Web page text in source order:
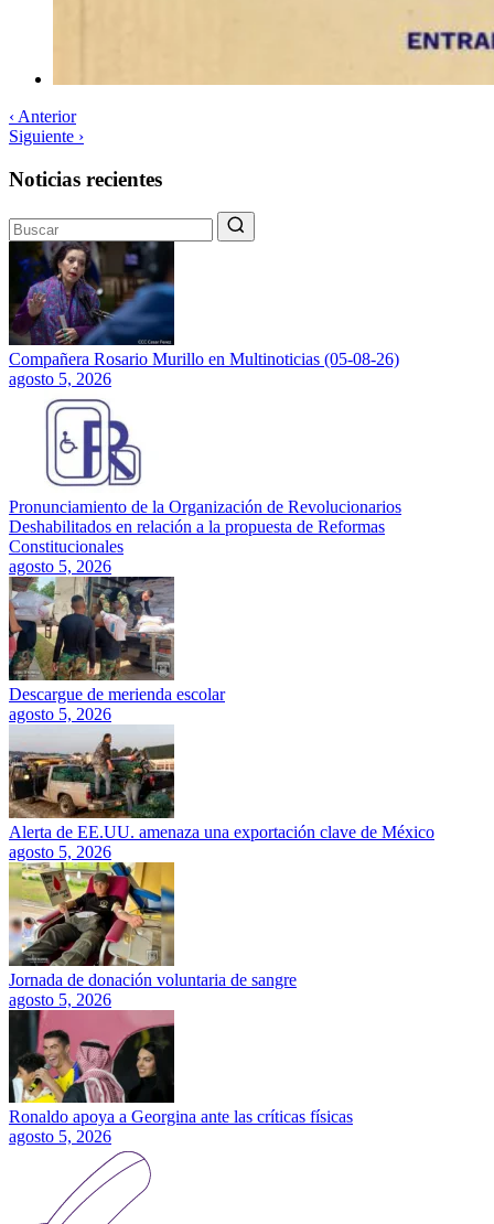
‹ Anterior
Siguiente ›
Noticias recientes
Compañera Rosario Murillo en Multinoticias (05-08-26)
agosto 5, 2026
Pronunciamiento de la Organización de Revolucionarios
Deshabilitados en relación a la propuesta de Reformas
Constitucionales
agosto 5, 2026
Descargue de merienda escolar
agosto 5, 2026
Alerta de EE.UU. amenaza una exportación clave de México
agosto 5, 2026
Jornada de donación voluntaria de sangre
agosto 5, 2026
Ronaldo apoya a Georgina ante las críticas físicas
agosto 5, 2026